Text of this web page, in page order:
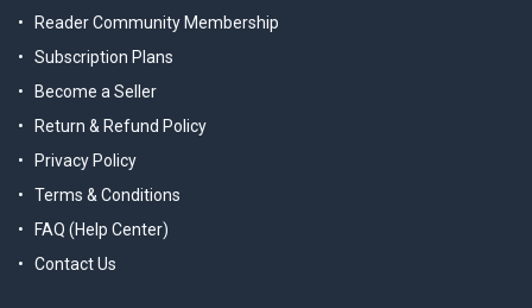
Reader Community Membership
Subscription Plans
Become a Seller
Return & Refund Policy
Privacy Policy
Terms & Conditions
FAQ (Help Center)
Contact Us